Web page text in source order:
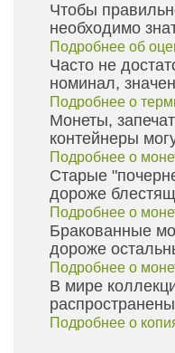
Чтобы
необходимо
Подробнее об
Часто не
номинал,
Подробнее о
Монеты,
контейнеры
Подробнее о
Старые
дороже
Подробнее о
Бракованные
дороже
Подробнее о
В мире
Подробнее о